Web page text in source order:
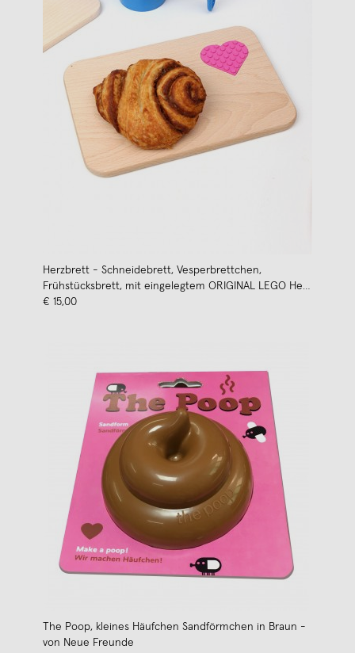
Herzbrett - Schneidebrett, Vesperbrettchen,
Frühstücksbrett, mit eingelegtem ORIGINAL LEGO Herz
von NEUE FREUNDE
€ 15,00
The Poop, kleines Häufchen Sandförmchen in Braun -
von Neue Freunde